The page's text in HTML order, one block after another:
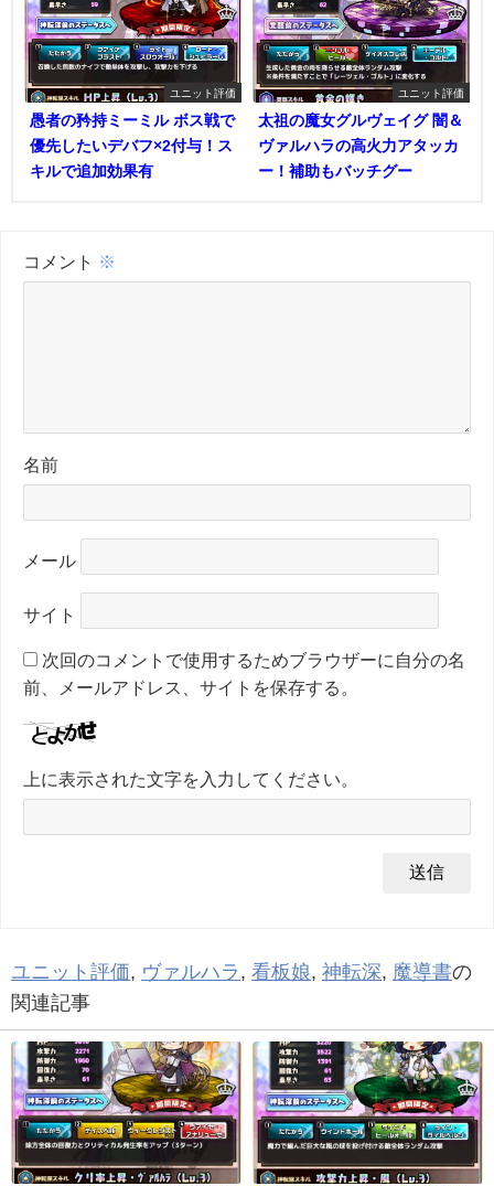
ユニット評価
愚者の矜持ミーミル ボス戦で
優先したいデバフ×2付与！ス
キルで追加効果有
ユニット評価
太祖の魔女グルヴェイグ 闇＆
ヴァルハラの高火力アタッカ
ー！補助もバッチグー
コメント ※
名前
メール
サイト
次回のコメントで使用するためブラウザーに自分の名
前、メールアドレス、サイトを保存する。
上に表示された文字を入力してください。
ユニット評価, ヴァルハラ , 看板娘, 神転深, 魔導書の
関連記事